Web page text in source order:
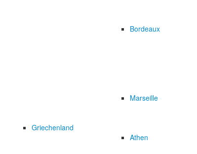
Bordeaux
Marseille
Griechenland
Athen